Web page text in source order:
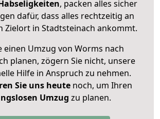
, packen alles sicher
dafür, dass alles rechtzeitig an
Zielort in Stadtsteinach ankommt.
einen Umzug von Worms nach
planen, zögern Sie nicht, unsere
Hilfe in Anspruch zu nehmen.
Sie uns heutenoch, um Ihren
Umzug zu planen.